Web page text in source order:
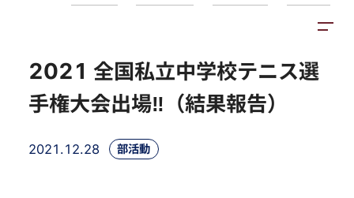
2021 全国私立中学校テニス選
手権大会出場‼（結果報告）
2021.12.28 部活動